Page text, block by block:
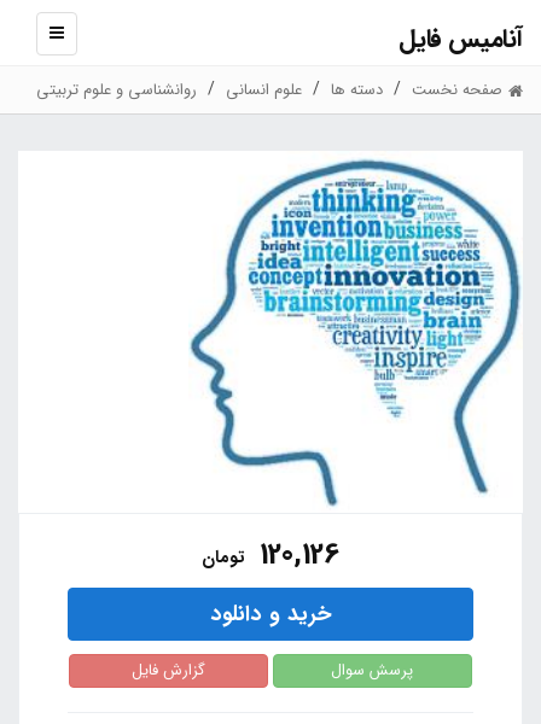
آنامیس فایل
نمایش
صفحه نخست دسته ها علوم انسانی روانشناسی و علوم تربیتی
120,126 تومان
خرید و دانلود
پرسش سوال گزارش فایل